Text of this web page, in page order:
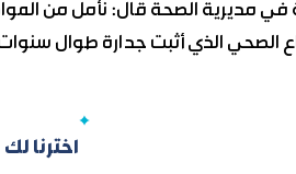
في مديرية الصحة قال: نأمل من
الصحي الذي أثبت جدارة طوال
اخترنا لك